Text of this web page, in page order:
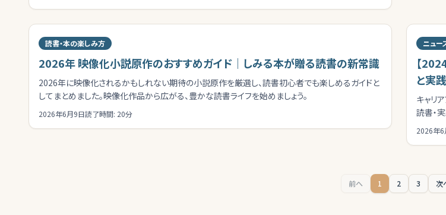
読書・本の楽しみ方
2026年 映像化小説原作のおすすめガイド｜しみる本が贈る読書の新常識
2026年に映像化されるかもしれない期待の小説原作を厳選し、読書初心者でも楽しめるガイドと
してまとめました。映像化作品から広がる、豊かな読書ライフを始めましょう。
2026年6月9日読了時間: 20分
ニュー
【
と実
キャリ
読書・
2026年6
前へ 1 2 3 次